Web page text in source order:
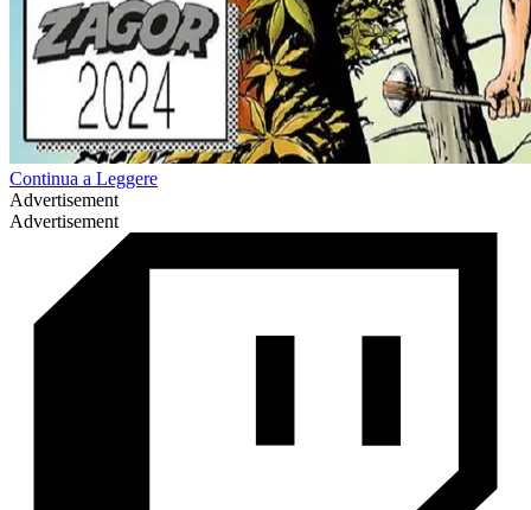
Continua a Leggere
Advertisement
Advertisement